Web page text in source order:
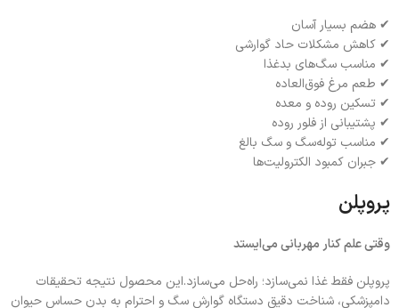
✔ هضم بسیار آسان
✔ کاهش مشکلات حاد گوارشی
✔ مناسب سگ‌های بدغذا
✔ طعم مرغ فوق‌العاده
✔ تسکین روده و معده
✔ پشتیبانی از فلور روده
✔ مناسب توله‌سگ و سگ بالغ
✔ جبران کمبود الکترولیت‌ها
پروپلن
وقتی علم کنار مهربانی می‌ایستد
پروپلن فقط غذا نمی‌سازد؛ راه‌حل می‌سازد.این محصول نتیجه تحقیقات
دامپزشکی، شناخت دقیق دستگاه گوارش سگ و احترام به بدن حساس حیوان